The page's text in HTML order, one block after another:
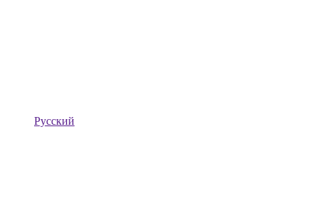
Русский